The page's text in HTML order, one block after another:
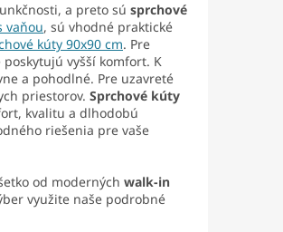
a preto sú sprchové
vaňou, sú vhodné praktické
kúty 90x90 cm. Pre
poskytujú vyšší komfort. K
a pohodlné. Pre uzavreté
priestorov. Sprchové kúty
kvalitu a dlhodobú
riešenia pre vaše
od moderných walk-in
využite naše podrobné